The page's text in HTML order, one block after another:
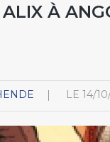
À
LE 14/